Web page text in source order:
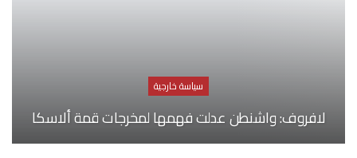
سياسة خارجية
لافروف: واشنطن عدلت فهمها لمخرجات قمة ألاسكا